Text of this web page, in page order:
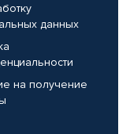
данных
на получение